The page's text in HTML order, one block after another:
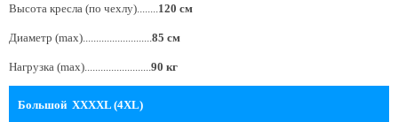
Высота кресла (по чехлу) 120 см
Диаметр (max).......................... 85 см
Нагрузка (max)......................... 90 кг
Большой XXXXL (4XL)